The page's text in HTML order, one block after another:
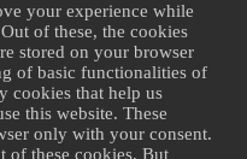
your experience while
of these, the cookies
stored on your browser
of basic functionalities of
cookies that help us
this website. These
only with your consent.
of these cookies. But